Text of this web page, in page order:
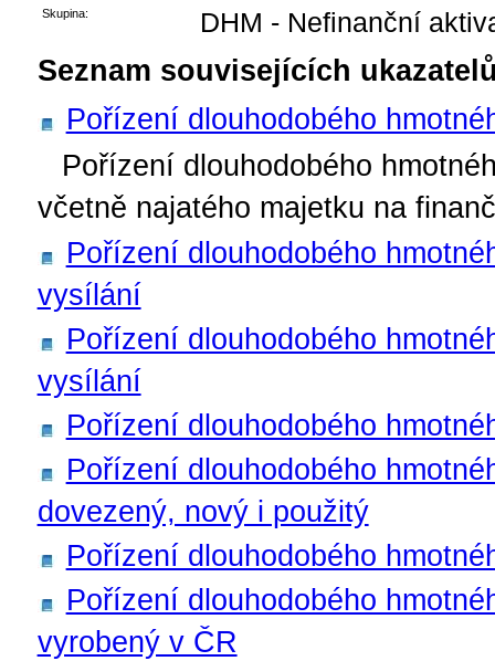
Skupina: DHM - Nefinanční
Seznam souvisejících
Pořízení dlouhodobého
Pořízení dlouhodobého
včetně najatého majetku na
Pořízení dlouhodobého
vysílání
Pořízení dlouhodobého
vysílání
Pořízení dlouhodobého
Pořízení dlouhodobého
dovezený, nový i použitý
Pořízení dlouhodobého
Pořízení dlouhodobého
vyrobený v ČR